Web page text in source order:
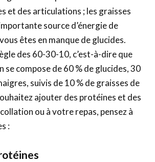
et des articulations ; les graisses
source d’énergie de
êtes en manque de glucides.
des 60-30-10, c’est-à-dire que
se compose de 60 % de glucides, 30
suivis de 10 % de graisses de
ajouter des protéines et des
ou à votre repas, pensez à
: